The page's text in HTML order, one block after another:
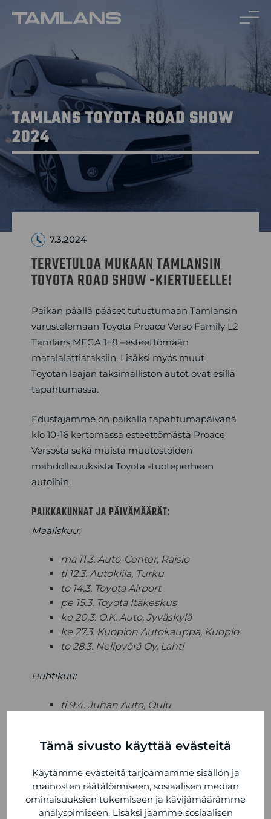
Tämä sivusto käyttää evästeitä
Käytämme evästeitä tarjoamamme sisällön ja
mainosten räätälöimiseen, sosiaalisen median
ominaisuuksien tukemiseen ja kävijämäärämme
analysoimiseen. Lisäksi jaamme sosiaalisen
sisältöön
TAMLANS TOYOTA ROAD SHOW
2024
7.3.2024
TERVETULOA MUKAAN TAMLANSIN
TOYOTA ROAD SHOW -KIERTUEELLE!
Paikan päällä pääset tutustumaan Tamlansin
varustelemaan Toyota Proace Verso Family L2
Tamlans MEGA 1+8 –esteettömään
matalalattiataksiin. Lisäksi myös muut
Toyotan laajan taksimalliston autot ovat esillä
tapahtumassa.
Edustajamme on paikalla tapahtumapäivänä
klo 10-16 kertomassa esteettömästä Proace
Versosta sekä muista muutostöiden
mahdollisuuksista Toyota -tuoteperheen
autoihin.
PAIKKAKUNNAT JA PÄIVÄMÄÄRÄT:
Maaliskuu:
ma 11.3. Auto-Center, Raisio
ti 12.3. Autokiila, Turku
to 14.3. Toyota Airport
pe 15.3. Toyota Itäkeskus
ke 20.3. O.K. Auto, Jyväskylä
ke 27.3. Kuopion Autokauppa, Kuopio
to 28.3. Nelipyörä Oy, Lahti
Huhtikuu:
ti 9.4. Juhan Auto, Oulu
ti 16.4. Maakunnan Auto, Seinäjoki
ti 23.4. Auto-Jeni, Varkaus
ke 24.4. O.K. Auto, Mikkeli
to 25.4. Toyota Kaivoksela, Vantaa